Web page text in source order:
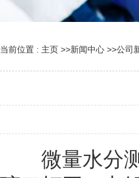
当前位置 : 主页 >>新闻中心 >>公司
微量水分测